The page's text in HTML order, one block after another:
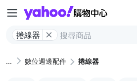
Yahoo
捲線器
數位週邊配件 捲線器